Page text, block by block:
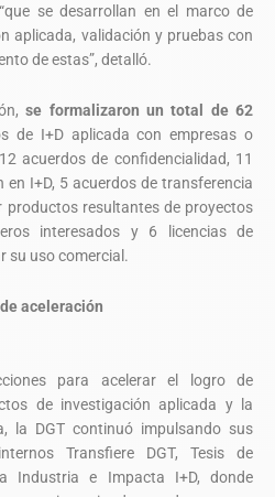
se desarrollan en el marco de
aplicada, validación y pruebas con
de estas”, detalló.
se formalizaron un total de 62
de I+D aplicada con empresas o
acuerdos de confidencialidad, 11
I+D, 5 acuerdos de transferencia
productos resultantes de proyectos
interesados y 6 licencias de
su uso comercial.
aceleración
para acelerar el logro de
de investigación aplicada y la
la DGT continuó impulsando sus
Transfiere DGT, Tesis de
Industria e Impacta I+D, donde